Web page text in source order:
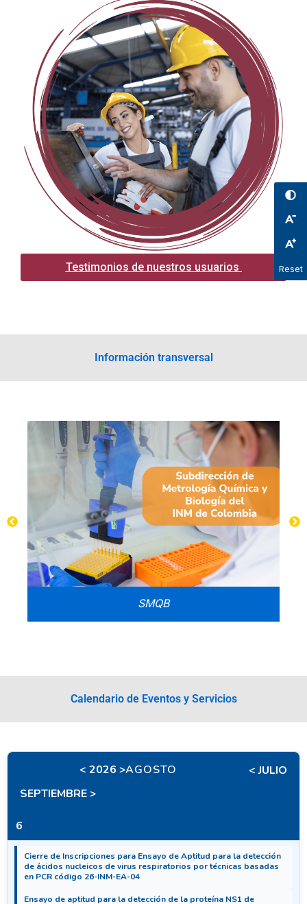
Reset
Testimonios de nuestros usuarios
Información transversal
SMQB
Calendario de Eventos y Servicios
< JULIO
< 2026 >AGOSTO
SEPTIEMBRE >
6
Cierre de Inscripciones para Ensayo de Aptitud para la detección
de ácidos nucleicos de virus respiratorios por técnicas basadas
en PCR código 26-INM-EA-04
Ensayo de aptitud para la detección de la proteína NS1 de